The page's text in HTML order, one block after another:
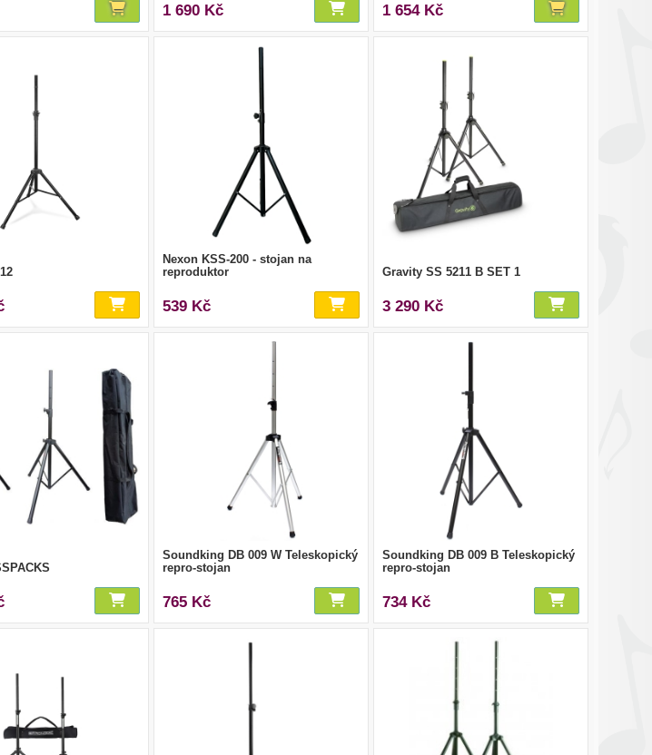
1 690 Kč 1 654 Kč
Nexon KSS-200 - stojan na
reproduktor
539 Kč
Gravity SS 5211 B SET 1
3 290 Kč
Soundking DB 009 W Teleskopický
repro-stojan
765 Kč
Soundking DB 009 B Teleskopický
repro-stojan
734 Kč